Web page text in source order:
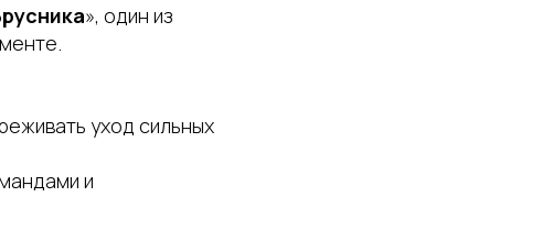
», один из
уход сильных
и